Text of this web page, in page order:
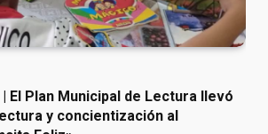
| El Plan Municipal de Lectura llevó
y concientización al